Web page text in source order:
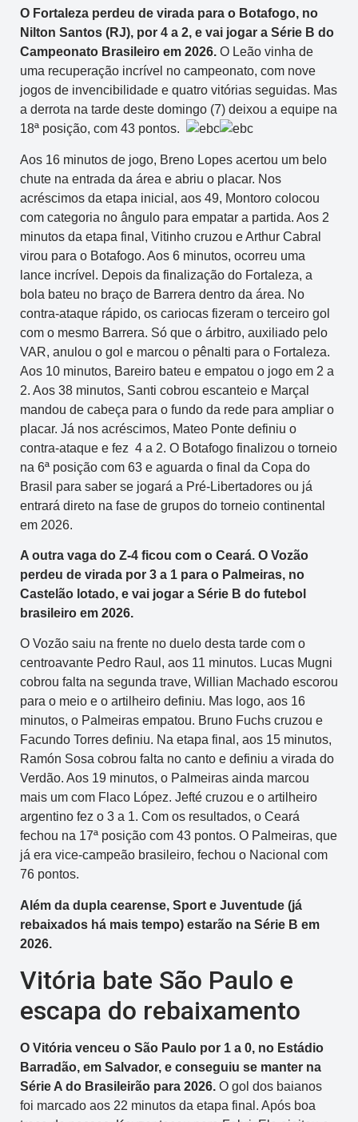
O Fortaleza perdeu de virada para o Botafogo, no
Nilton Santos (RJ), por 4 a 2, e vai jogar a Série B do
Campeonato Brasileiro em 2026. O Leão vinha de
uma recuperação incrível no campeonato, com nove
jogos de invencibilidade e quatro vitórias seguidas. Mas
a derrota na tarde deste domingo (7) deixou a equipe na
18ª posição, com 43 pontos.
Aos 16 minutos de jogo, Breno Lopes acertou um belo
chute na entrada da área e abriu o placar. Nos
acréscimos da etapa inicial, aos 49, Montoro colocou
com categoria no ângulo para empatar a partida. Aos 2
minutos da etapa final, Vitinho cruzou e Arthur Cabral
virou para o Botafogo. Aos 6 minutos, ocorreu uma
lance incrível. Depois da finalização do Fortaleza, a
bola bateu no braço de Barrera dentro da área. No
contra-ataque rápido, os cariocas fizeram o terceiro gol
com o mesmo Barrera. Só que o árbitro, auxiliado pelo
VAR, anulou o gol e marcou o pênalti para o Fortaleza.
Aos 10 minutos, Bareiro bateu e empatou o jogo em 2 a
2. Aos 38 minutos, Santi cobrou escanteio e Marçal
mandou de cabeça para o fundo da rede para ampliar o
placar. Já nos acréscimos, Mateo Ponte definiu o
contra-ataque e fez 4 a 2. O Botafogo finalizou o torneio
na 6ª posição com 63 e aguarda o final da Copa do
Brasil para saber se jogará a Pré-Libertadores ou já
entrará direto na fase de grupos do torneio continental
em 2026.
A outra vaga do Z-4 ficou com o Ceará. O Vozão
perdeu de virada por 3 a 1 para o Palmeiras, no
Castelão lotado, e vai jogar a Série B do futebol
brasileiro em 2026.
O Vozão saiu na frente no duelo desta tarde com o
centroavante Pedro Raul, aos 11 minutos. Lucas Mugni
cobrou falta na segunda trave, Willian Machado escorou
para o meio e o artilheiro definiu. Mas logo, aos 16
minutos, o Palmeiras empatou. Bruno Fuchs cruzou e
Facundo Torres definiu. Na etapa final, aos 15 minutos,
Ramón Sosa cobrou falta no canto e definiu a virada do
Verdão. Aos 19 minutos, o Palmeiras ainda marcou
mais um com Flaco López. Jefté cruzou e o artilheiro
argentino fez o 3 a 1. Com os resultados, o Ceará
fechou na 17ª posição com 43 pontos. O Palmeiras, que
já era vice-campeão brasileiro, fechou o Nacional com
76 pontos.
Além da dupla cearense, Sport e Juventude (já
rebaixados há mais tempo) estarão na Série B em
2026.
Vitória bate São Paulo e
escapa do rebaixamento
O Vitória venceu o São Paulo por 1 a 0, no Estádio
Barradão, em Salvador, e conseguiu se manter na
Série A do Brasileirão para 2026. O gol dos baianos
foi marcado aos 22 minutos da etapa final. Após boa